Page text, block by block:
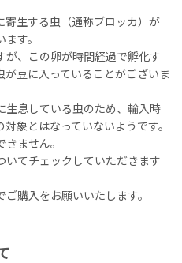
寄生する虫（通称ブロッカ）が
す。
、この卵が時間経過で孵化す
豆に入っていることがございま
生息している虫のため、輸入時
象とはなっていないようです。
ません。
てチェックしていただきます
購入をお願いいたします。